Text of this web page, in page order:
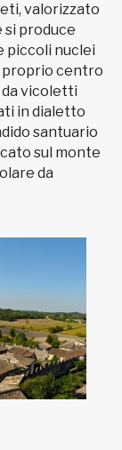
valorizzato
si produce
piccoli nuclei
proprio centro
vicoletti
in dialetto
santuario
sul monte
da